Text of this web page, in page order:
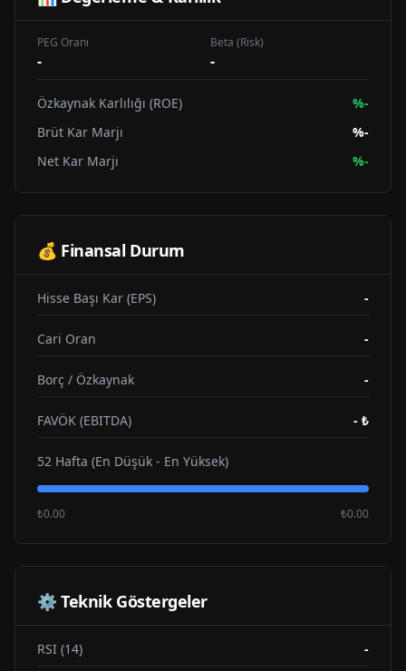
PEG Oranı
-
Beta (Risk)
-
Özkaynak Karlılığı (ROE) %-
Brüt Kar Marjı
%-
Net Kar Marjı
%-
💰 Finansal Durum
Hisse Başı Kar (EPS) -
Cari Oran -
Borç / Özkaynak -
FAVÖK (EBITDA) - ₺
52 Hafta (En Düşük - En Yüksek)
₺0.00 ₺0.00
⚙️ Teknik Göstergeler
RSI (14) -